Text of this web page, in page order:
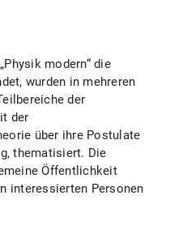
modern“ die
wurden in mehreren
der
der
über ihre Postulate
thematisiert. Die
Öffentlichkeit
interessierten Personen